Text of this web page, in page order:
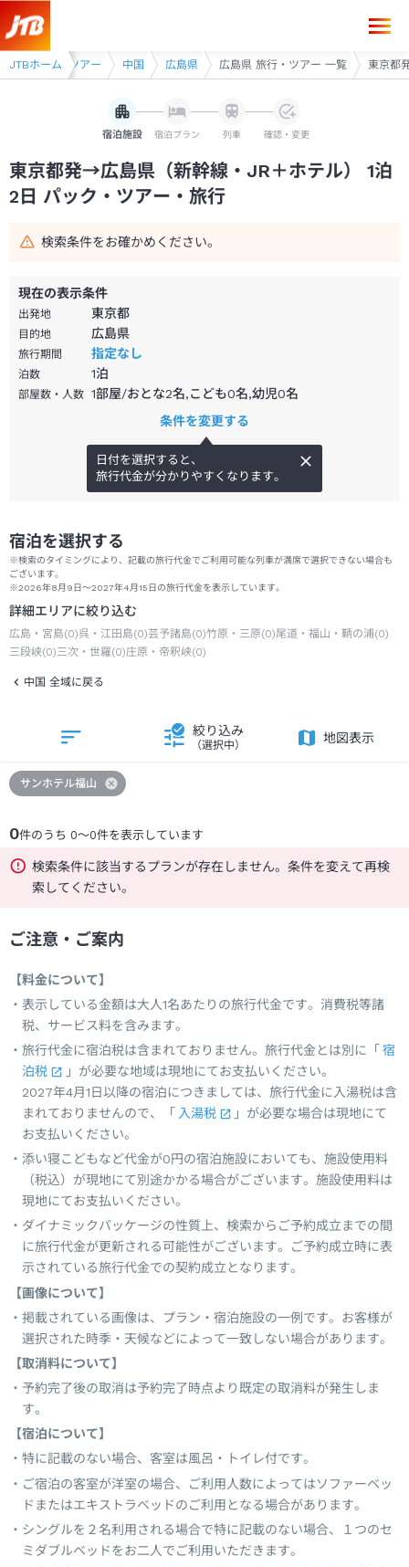
JTBホーム
線・JR利用ツアー 中国 広島県 広島県 旅行・ツアー 一覧 東京都
宿泊施設 宿泊プラン 列車 確認・変更
東京都発→広島県（新幹線・JR＋ホテル） 1泊
2日 パック・ツアー・旅行
検索条件をお確かめください。
現在の表示条件
出発地 東京都
目的地 広島県
旅行期間 指定なし
泊数 1泊
部屋数・人数 1部屋/おとな2名,こども0名,幼児0名
条件を変更する
日付を選択すると、
旅行代金が分かりやすくなります。
宿泊を選択する
※検索のタイミングにより、記載の旅行代金でご利用可能な列車が満席で選択できない場合も
ございます。
※2026年8月9日～2027年4月15日の旅行代金を表示しています。
詳細エリアに絞り込む
広島・宮島(0)呉・江田島(0)芸予諸島(0)竹原・三原(0)尾道・福山・鞆の浦(0)
三段峡(0)三次・世羅(0)庄原・帝釈峡(0)
中国 全域に戻る
0件のうち 0～0件を表示しています
絞り込み
（選択中）
地図表示
サンホテル福山
検索条件に該当するプランが存在しません。条件を変えて再検
索してください。
ご注意・ご案内
【料金について】
表示している金額は大人1名あたりの旅行代金です。消費税等諸
税、サービス料を含みます。
旅行代金に宿泊税は含まれておりません。旅行代金とは別に「 宿
泊税
」が必要な地域は現地にてお支払いください。
2027年4月1日以降の宿泊につきましては、旅行代金に入湯税は含
まれておりませんので、「 入湯税
」が必要な場合は現地にて
お支払いください。
添い寝こどもなど代金が0円の宿泊施設においても、施設使用料
（税込）が現地にて別途かかる場合がございます。施設使用料は
現地にてお支払いください。
ダイナミックパッケージの性質上、検索からご予約成立までの間
に旅行代金が更新される可能性がございます。ご予約成立時に表
示されている旅行代金での契約成立となります。
【画像について】
掲載されている画像は、プラン・宿泊施設の一例です。お客様が
選択された時季・天候などによって一致しない場合があります。
【取消料について】
予約完了後の取消は予約完了時点より既定の取消料が発生しま
す。
【宿泊について】
特に記載のない場合、客室は風呂・トイレ付です。
ご宿泊の客室が洋室の場合、ご利用人数によってはソファーベッ
ドまたはエキストラベッドのご利用となる場合があります。
シングルを２名利用される場合で特に記載のない場合、１つのセ
ミダブルベッドをお二人でご利用いただきます。